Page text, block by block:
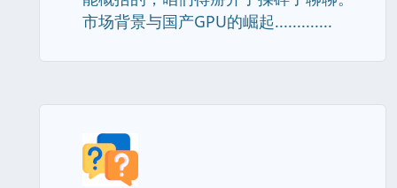
市场背景与国产GPU的崛起.............